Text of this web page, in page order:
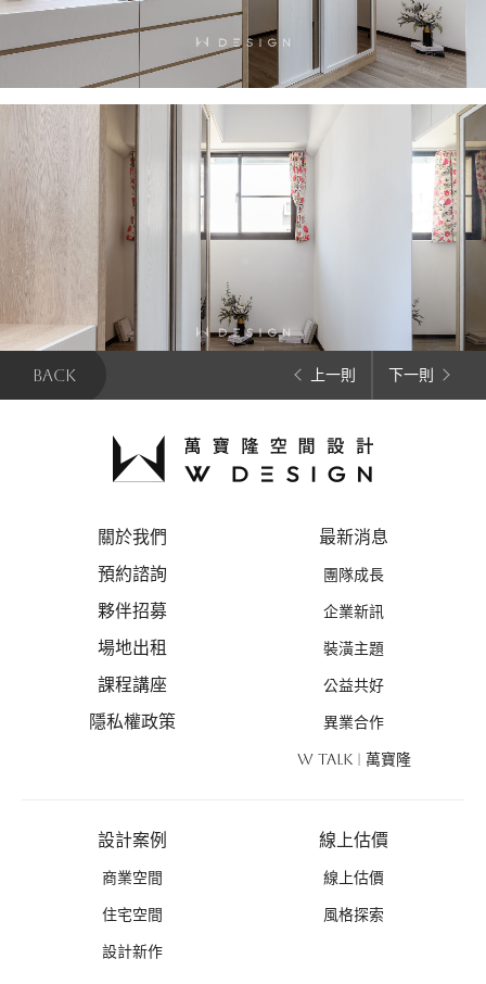
BACK 上一則 下一則
關於我們
預約諮詢
夥伴招募
場地出租
課程講座
隱私權政策
最新消息
團隊成長
企業新訊
裝潢主題
公益共好
異業合作
W TALK | 萬寶隆
設計案例
商業空間
住宅空間
設計新作
線上估價
線上估價
風格探索